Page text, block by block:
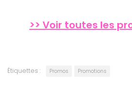
>> Voir toutes les
Étiquettes : Promos Promotions